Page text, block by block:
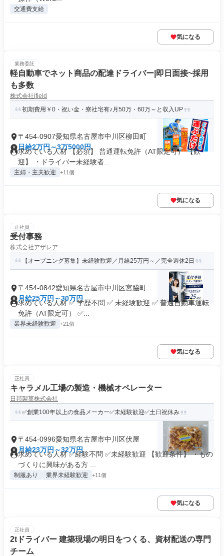
交通費支給
気になる
業務委託
軽自動車でネット商品の配達ドライバー|即日面接~採用
も多数
株式会社ifield
初期費用￥0・祝い金・寮社宅有♪月50万・60万～と収入UP
〒454-0907愛知県名古屋市中川区柳田町
日給2万円～3万5000円
求めている人材 【必須】 普通運転免許（AT限定可） 【歓
迎】 ・ドライバー未経験者...
主婦・主夫歓迎 +11個
気になる
正社員
受付事務
株式会社アザレア
【オープニング募集】未経験歓迎／月給25万円～／完全週休2日
〒454-0842愛知県名古屋市中川区宮脇町
月給25万円～30万円
求めている人材 ✅ 学歴不問 ✅ 未経験歓迎 ✅ 普通自動車運転
免許（AT限定可） ✅...
業界未経験歓迎 +21個
気になる
正社員
キャラメル工場の製造・機械オペレーター
日邦製菓株式会社
✅創業100年以上の食品メーカー✅未経験歓迎✅土日祝休み
〒454-0996愛知県名古屋市中川区伏屋
月給23万円～32万円
求めている人材 ✅経験不問 ✅未経験歓迎 【歓迎条件】 ・もの
づくりに興味がある方 ...
制服あり 業界未経験歓迎 +11個
気になる
正社員
2tドライバー 建築現場の明日をつくる、資材配送の専門
チーム